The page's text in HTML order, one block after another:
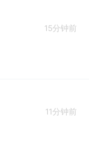
15分钟前
11分钟前